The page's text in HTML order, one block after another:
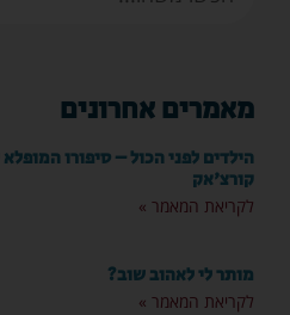
מאמרים אחרונים
הילדים לפני הכול – סיפורו
קורצ'אק
לקריאת המאמר »
מותר לי לאהוב שוב?
לקריאת המאמר »